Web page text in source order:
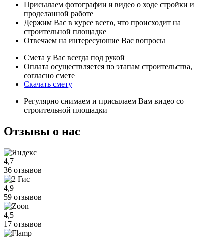
Присылаем фотографии и видео о ходе стройки и
проделанной работе
Держим Вас в курсе всего, что происходит на
строительной площадке
Отвечаем на интересующие Вас вопросы
Смета у Вас всегда под рукой
Оплата осуществляется по этапам строительства,
согласно смете
Скачать смету
Регулярно снимаем и присылаем Вам видео со
строительной площадки
Отзывы о нас
4,7
36 отзывов
4,9
59 отзывов
4,5
17 отзывов